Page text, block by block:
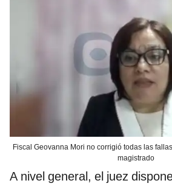
Fiscal Geovanna Mori no corrigió todas las
magistrado
A nivel general, el juez